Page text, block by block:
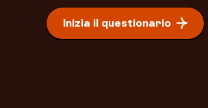
Inizia il questionario